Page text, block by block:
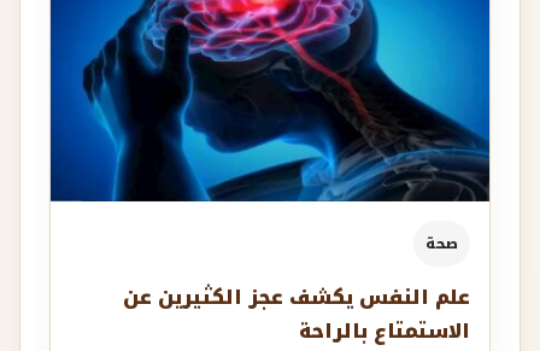
صحة
علم النفس يكشف عجز الكثيرين عن
الاستمتاع بالراحة